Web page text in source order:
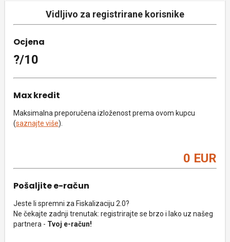
Vidljivo za registrirane korisnike
Ocjena
?/10
Max kredit
Maksimalna preporučena izloženost prema ovom kupcu
(saznajte više).
0 EUR
Pošaljite e-račun
Jeste li spremni za Fiskalizaciju 2.0?
Ne čekajte zadnji trenutak: registrirajte se brzo i lako uz našeg
partnera - Tvoj e-račun!